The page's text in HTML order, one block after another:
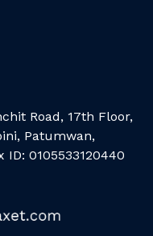
Road, 17th Floor,
Patumwan,
ID: 0105533120440